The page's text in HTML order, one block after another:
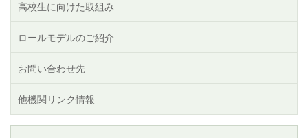
高校生に向けた取組み
ロールモデルのご紹介
お問い合わせ先
他機関リンク情報